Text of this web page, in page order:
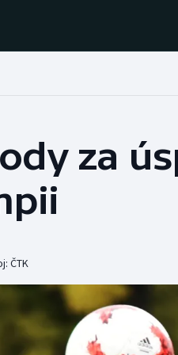
Baseball a softbal
Boby a skeleton
Box
za
ČTK